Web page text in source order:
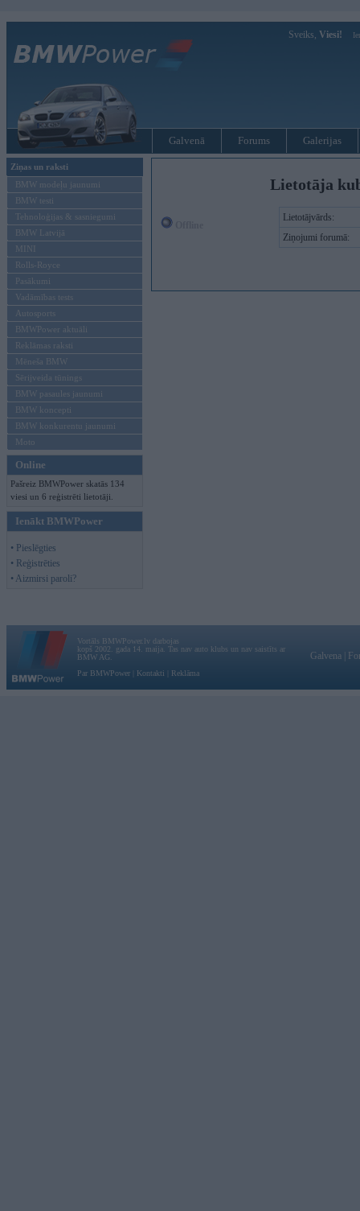
Sveiks, Viesi!
Galvenā Forums Galerijas
Ziņas un raksti
BMW modeļu jaunumi
BMW testi
Tehnoloģijas & sasniegumi
BMW Latvijā
MINI
Rolls-Royce
Pasākumi
Vadāmības tests
Autosports
BMWPower aktuāli
Reklāmas raksti
Mēneša BMW
Sērijveida tūnings
BMW pasaules jaunumi
BMW koncepti
BMW konkurentu jaunumi
Moto
Online
Pašreiz BMWPower skatās 134
viesi un 6 reģistrēti lietotāji.
Ienākt BMWPower
• Pieslēgties
• Reģistrēties
• Aizmirsi paroli?
Lietotāja
Lietotājvārds:
Ziņojumi forumā:
Vortāls BMWPower.lv darbojas
kopš 2002. gada 14. maija. Tas nav auto klubs un nav saistīts ar
BMW AG.
Par BMWPower
Kontakti Reklāma
Galvena